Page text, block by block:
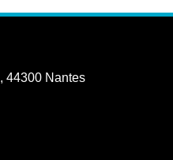
44300 Nantes